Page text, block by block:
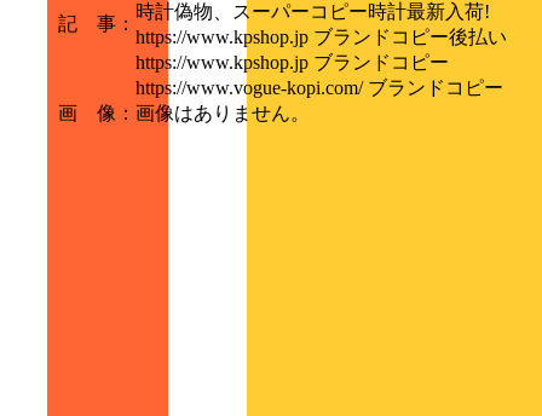
記 事 ：
時計偽物、スーパーコピー時計最新入荷!
https://www.kpshop.jp ブランドコピー後払い
https://www.kpshop.jp ブランドコピー
https://www.vogue-kopi.com/ ブランドコピー
画 像 ： 画像はありません。